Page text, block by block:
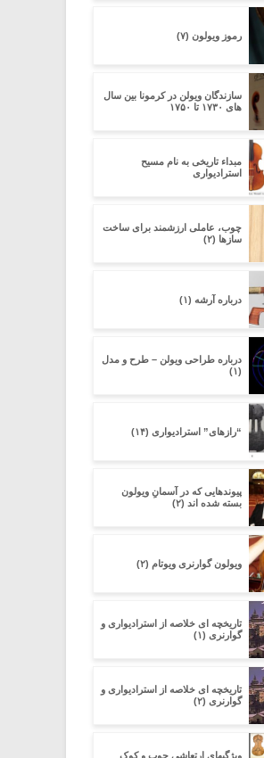
رموز ویولون (۷)
سازندگان ویولن در کرمونا بین سال
های ۱۷۳۰ تا ۱۷۵۰
مبداء تاریخی به نام مسیح
استرادیواری
چوب، عاملی ارزشمند برای ساخت
سازها (۲)
درباره آرشه (۱)
درباره طراحی ویولن – طرح و مدل
(۱)
“رازهای” استرادیواری (۱۴)
پیوندهایی که در آسمانِ ویولون
بسته شده اند (۲)
ویولون گوارنری ویوتام (۲)
تاریخچه ای خلاصه از استرادیواری و
گوارنری (۱)
تاریخچه ای خلاصه از استرادیواری و
گوارنری (۲)
ویژگیهای ارتعاشی چوب و کوک